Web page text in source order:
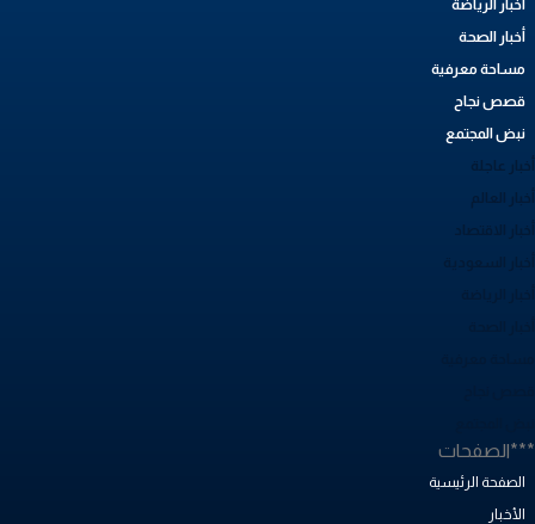
أخبار الرياضة
أخبار الصحة
مساحة معرفية
قصص نجاح
نبض المجتمع
عاجلة
العالم
الاقتصاد
الصفحة الرئيسية
الأخبار